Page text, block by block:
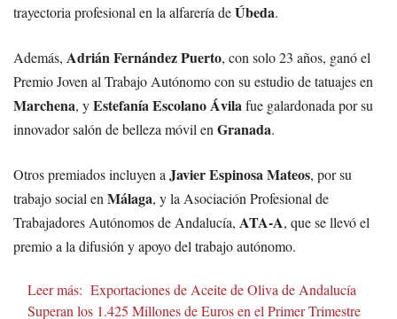
trayectoria profesional en la alfarería deÚbeda.
Además, Adrián Fernández Puerto, con solo 23 años, ganó el
Premio Joven al Trabajo Autónomo con su estudio de tatuajes en
Marchena, yEstefanía Escolano Ávilafue galardonada por su
innovador salón de belleza móvil en Granada.
Otros premiados incluyen a Javier Espinosa Mateos, por su
trabajo social en Málaga, y la Asociación Profesional de
Trabajadores Autónomos de Andalucía, ATA-A, que se llevó el
premio a la difusión y apoyo del trabajo autónomo.
Leer más: Exportaciones de Aceite de Oliva de Andalucía
Superan los 1.425 Millones de Euros en el Primer Trimestre